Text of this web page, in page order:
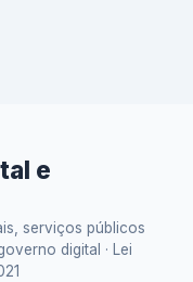
e
serviços públicos
digital · Lei